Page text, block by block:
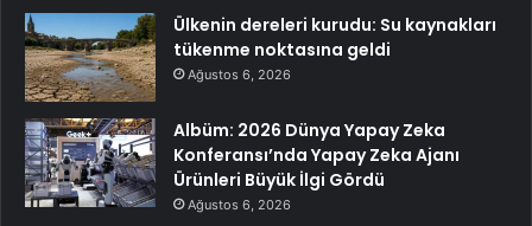
Ülkenin dereleri kurudu: Su kaynakları
tükenme noktasına geldi
Ağustos 6, 2026
Albüm: 2026 Dünya Yapay Zeka
Konferansı’nda Yapay Zeka Ajanı
Ürünleri Büyük İlgi Gördü
Ağustos 6, 2026